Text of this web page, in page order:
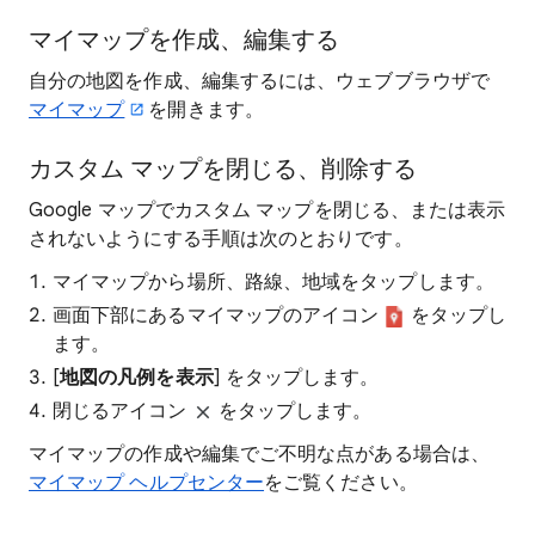
マイマップを作成、編集する
自分の地図を作成、編集するには、ウェブブラウザで
マイマップ
を開きます。
カスタム マップを閉じる、削除する
Google マップでカスタム マップを閉じる、または表示
されないようにする手順は次のとおりです。
マイマップから場所、路線、地域をタップします。
画面下部にあるマイマップのアイコン
をタップし
ます。
[地図の凡例を表示] をタップします。
閉じるアイコン
をタップします。
マイマップの作成や編集でご不明な点がある場合は、
マイマップ ヘルプセンターをご覧ください。